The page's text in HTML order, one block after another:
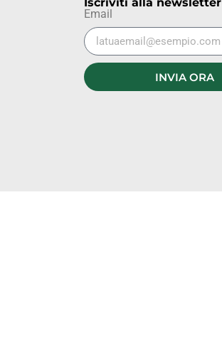
Iscriviti alla newsletter
Email
INVIA ORA